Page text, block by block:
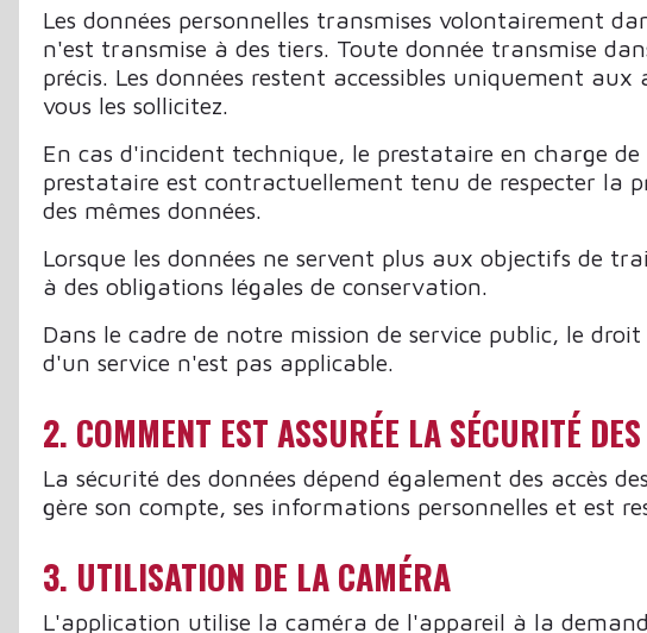
Les données personnelles transmises volontairement
n'est transmise à des tiers. Toute donnée transmise
précis. Les données restent accessibles uniquement
vous les sollicitez.
En cas d'incident technique, le prestataire en charge
prestataire est contractuellement tenu de respecter la
des mêmes données.
Lorsque les données ne servent plus aux objectifs de
à des obligations légales de conservation.
Dans le cadre de notre mission de service public, le
d'un service n'est pas applicable.
2. COMMENT EST ASSURÉE LA SÉCURITÉ
La sécurité des données dépend également des accès
gère son compte, ses informations personnelles et est
3. UTILISATION DE LA CAMÉRA
L'application utilise la caméra de l'appareil à la